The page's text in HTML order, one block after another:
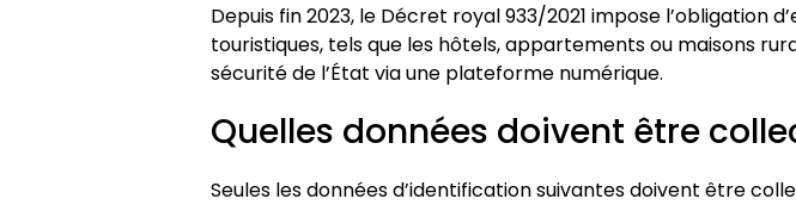
Depuis fin 2023, le Décret royal 933/2021 impose l’obligation
touristiques, tels que les hôtels, appartements ou maisons
sécurité de l’État via une plateforme numérique.
Quelles données doivent être
Seules les données d’identification suivantes doivent être